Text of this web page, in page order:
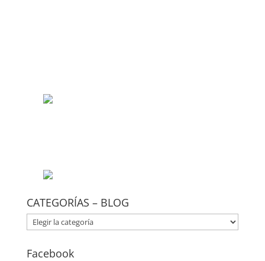
CATEGORÍAS – BLOG
CATEGORÍAS
–
Facebook